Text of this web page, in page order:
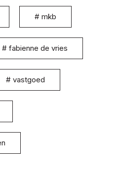
# mkb
# fabienne de vries
# vastgoed